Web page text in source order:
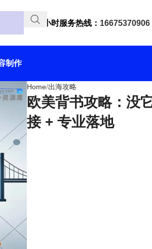
24小时服务热线： 16675370906
制作
Home 出海攻略
欧美背书攻略：没
接 + 专业落地